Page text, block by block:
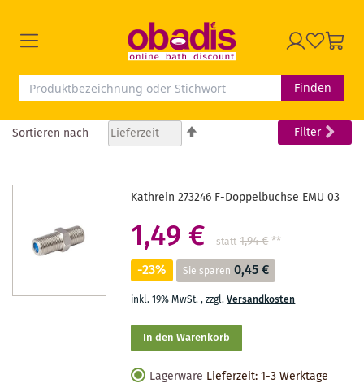
Finden
Sortieren nach
In
Filter
Kathrein 273246 F-Doppelbuchse EMU 03
1,49 € statt 1,94 €**
-23% Sie sparen 0,45 €
inkl. 19% MwSt.,zzgl.Versandkosten
In den Warenkorb
Lagerware Lieferzeit: 1-3 Werktage